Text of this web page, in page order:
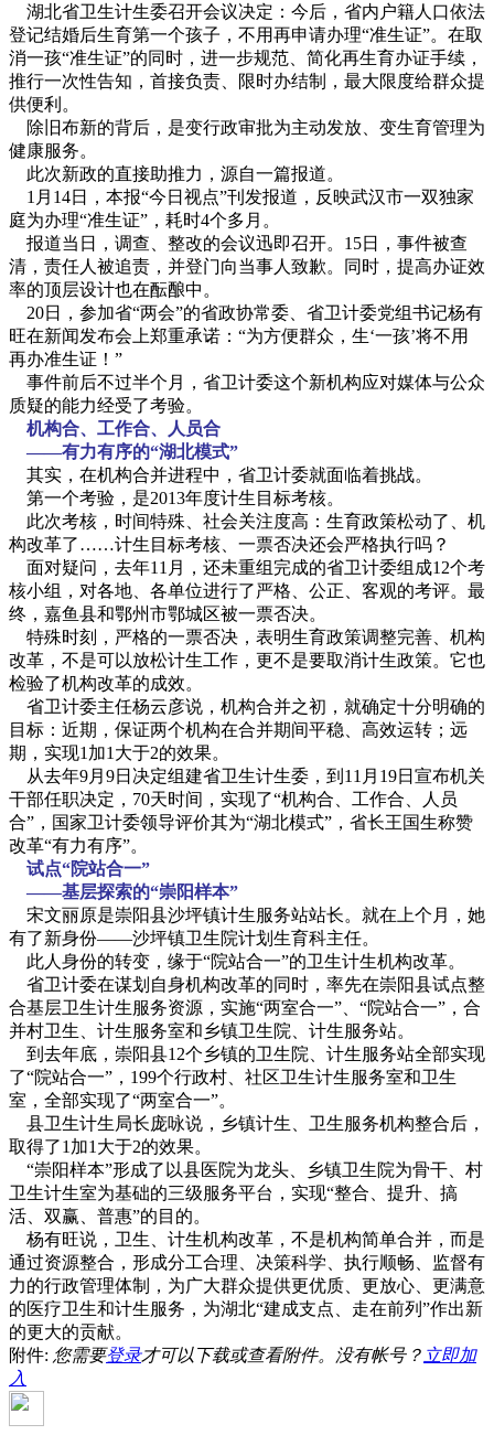
湖北省卫生计生委召开会议决定：今后，省内户籍人口依法
登记结婚后生育第一个孩子，不用再申请办理“准生证”。在取
消一孩“准生证”的同时，进一步规范、简化再生育办证手续，
推行一次性告知，首接负责、限时办结制，最大限度给群众提
供便利。
除旧布新的背后，是变行政审批为主动发放、变生育管理为
健康服务。
此次新政的直接助推力，源自一篇报道。
1月14日，本报“今日视点”刊发报道，反映武汉市一双独家
庭为办理“准生证”，耗时4个多月。
报道当日，调查、整改的会议迅即召开。15日，事件被查
清，责任人被追责，并登门向当事人致歉。同时，提高办证效
率的顶层设计也在酝酿中。
20日，参加省“两会”的省政协常委、省卫计委党组书记杨有
旺在新闻发布会上郑重承诺：“为方便群众，生‘一孩’将不用
再办准生证！”
事件前后不过半个月，省卫计委这个新机构应对媒体与公众
质疑的能力经受了考验。
机构合、工作合、人员合
——有力有序的“湖北模式”
其实，在机构合并进程中，省卫计委就面临着挑战。
第一个考验，是2013年度计生目标考核。
此次考核，时间特殊、社会关注度高：生育政策松动了、机
构改革了……计生目标考核、一票否决还会严格执行吗？
面对疑问，去年11月，还未重组完成的省卫计委组成12个考
核小组，对各地、各单位进行了严格、公正、客观的考评。最
终，嘉鱼县和鄂州市鄂城区被一票否决。
特殊时刻，严格的一票否决，表明生育政策调整完善、机构
改革，不是可以放松计生工作，更不是要取消计生政策。它也
检验了机构改革的成效。
省卫计委主任杨云彦说，机构合并之初，就确定十分明确的
目标：近期，保证两个机构在合并期间平稳、高效运转；远
期，实现1加1大于2的效果。
从去年9月9日决定组建省卫生计生委，到11月19日宣布机关
干部任职决定，70天时间，实现了“机构合、工作合、人员
合”，国家卫计委领导评价其为“湖北模式”，省长王国生称赞
改革“有力有序”。
试点“院站合一”
——基层探索的“崇阳样本”
宋文丽原是崇阳县沙坪镇计生服务站站长。就在上个月，她
有了新身份——沙坪镇卫生院计划生育科主任。
此人身份的转变，缘于“院站合一”的卫生计生机构改革。
省卫计委在谋划自身机构改革的同时，率先在崇阳县试点整
合基层卫生计生服务资源，实施“两室合一”、“院站合一”，合
并村卫生、计生服务室和乡镇卫生院、计生服务站。
到去年底，崇阳县12个乡镇的卫生院、计生服务站全部实现
了“院站合一”，199个行政村、社区卫生计生服务室和卫生
室，全部实现了“两室合一”。
县卫生计生局长庞咏说，乡镇计生、卫生服务机构整合后，
取得了1加1大于2的效果。
“崇阳样本”形成了以县医院为龙头、乡镇卫生院为骨干、村
卫生计生室为基础的三级服务平台，实现“整合、提升、搞
活、双赢、普惠”的目的。
杨有旺说，卫生、计生机构改革，不是机构简单合并，而是
通过资源整合，形成分工合理、决策科学、执行顺畅、监督有
力的行政管理体制，为广大群众提供更优质、更放心、更满意
的医疗卫生和计生服务，为湖北“建成支点、走在前列”作出新
的更大的贡献。
附件: 您需要登录才可以下载或查看附件。没有帐号？ 立即加
入